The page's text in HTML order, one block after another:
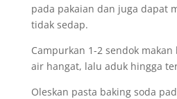
pada pakaian dan juga dapat
tidak sedap.
Campurkan 1-2 sendok
air hangat, lalu aduk hingga
Oleskan pasta baking soda